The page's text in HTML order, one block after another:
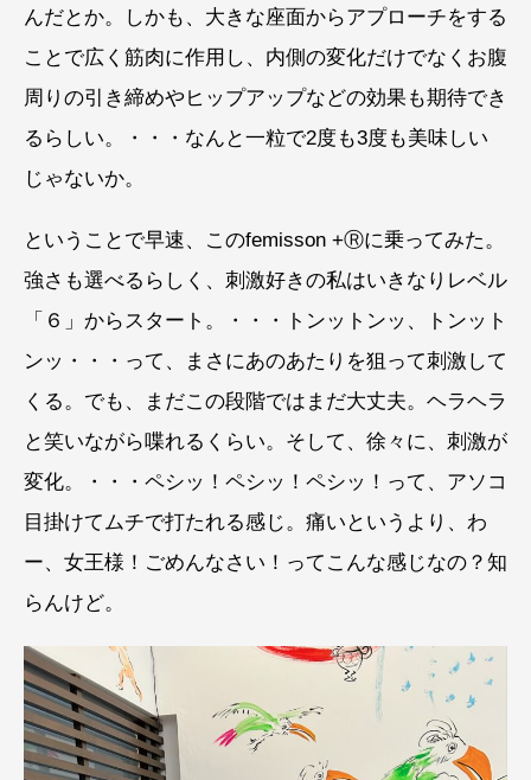
んだとか。しかも、大きな座面からアプローチをする
ことで広く筋肉に作用し、内側の変化だけでなくお腹
周りの引き締めやヒップアップなどの効果も期待でき
るらしい。・・・なんと一粒で2度も3度も美味しい
じゃないか。
ということで早速、このfemisson +Ⓡに乗ってみた。
強さも選べるらしく、刺激好きの私はいきなりレベル
「６」からスタート。・・・トンットンッ、トンット
ンッ・・・って、まさにあのあたりを狙って刺激して
くる。でも、まだこの段階ではまだ大丈夫。ヘラヘラ
と笑いながら喋れるくらい。そして、徐々に、刺激が
変化。・・・ペシッ！ペシッ！ペシッ！って、アソコ
目掛けてムチで打たれる感じ。痛いというより、わ
ー、女王様！ごめんなさい！ってこんな感じなの？知
らんけど。